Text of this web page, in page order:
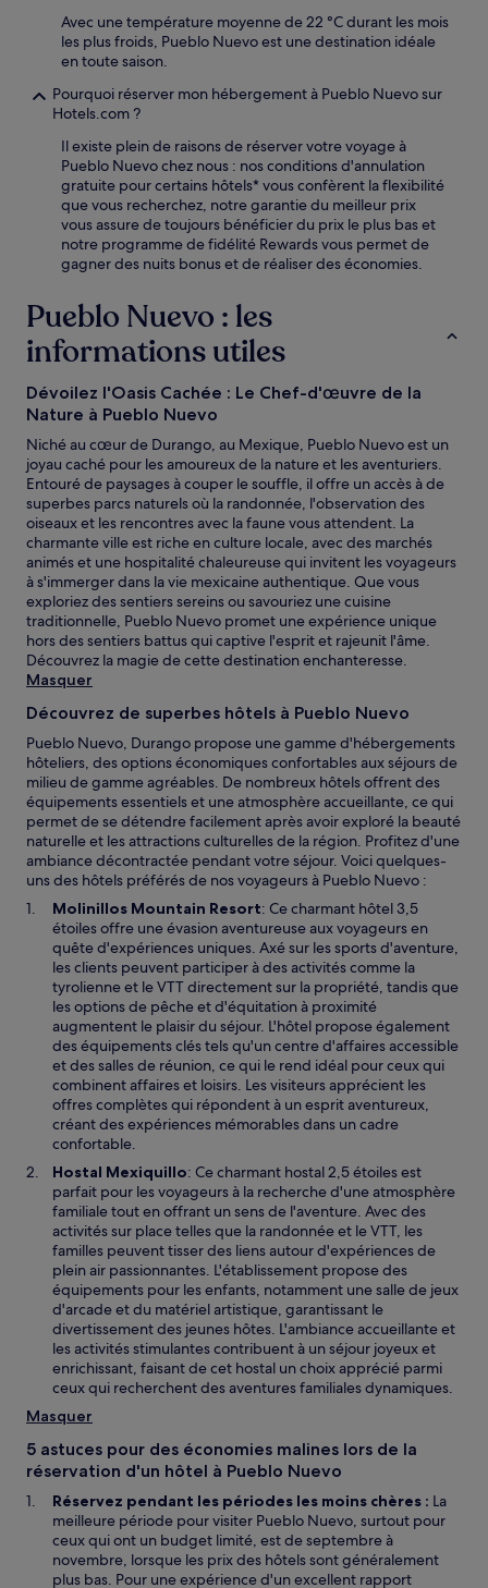
Avec une température moyenne de 22 °C durant les mois
les plus froids, Pueblo Nuevo est une destination idéale
en toute saison.
Pourquoi réserver mon hébergement à Pueblo Nuevo sur
Hotels.com ?
Il existe plein de raisons de réserver votre voyage à
Pueblo Nuevo chez nous : nos conditions d'annulation
gratuite pour certains hôtels* vous confèrent la flexibilité
que vous recherchez, notre garantie du meilleur prix
vous assure de toujours bénéficier du prix le plus bas et
notre programme de fidélité Rewards vous permet de
gagner des nuits bonus et de réaliser des économies.
Pueblo Nuevo : les
informations utiles
Dévoilez l'Oasis Cachée : Le Chef-d'œuvre de la
Nature à Pueblo Nuevo
Niché au cœur de Durango, au Mexique, Pueblo Nuevo est un
joyau caché pour les amoureux de la nature et les aventuriers.
Entouré de paysages à couper le souffle, il offre un accès à de
superbes parcs naturels où la randonnée, l'observation des
oiseaux et les rencontres avec la faune vous attendent. La
charmante ville est riche en culture locale, avec des marchés
animés et une hospitalité chaleureuse qui invitent les voyageurs
à s'immerger dans la vie mexicaine authentique. Que vous
exploriez des sentiers sereins ou savouriez une cuisine
traditionnelle, Pueblo Nuevo promet une expérience unique
hors des sentiers battus qui captive l'esprit et rajeunit l'âme.
Découvrez la magie de cette destination enchanteresse.
Masquer
Découvrez de superbes hôtels à Pueblo Nuevo
Pueblo Nuevo, Durango propose une gamme d'hébergements
hôteliers, des options économiques confortables aux séjours de
milieu de gamme agréables. De nombreux hôtels offrent des
équipements essentiels et une atmosphère accueillante, ce qui
permet de se détendre facilement après avoir exploré la beauté
naturelle et les attractions culturelles de la région. Profitez d'une
ambiance décontractée pendant votre séjour. Voici quelques-
uns des hôtels préférés de nos voyageurs à Pueblo Nuevo :
Molinillos Mountain Resort: Ce charmant hôtel 3,5
étoiles offre une évasion aventureuse aux voyageurs en
quête d'expériences uniques. Axé sur les sports d'aventure,
les clients peuvent participer à des activités comme la
tyrolienne et le VTT directement sur la propriété, tandis que
les options de pêche et d'équitation à proximité
augmentent le plaisir du séjour. L'hôtel propose également
des équipements clés tels qu'un centre d'affaires accessible
et des salles de réunion, ce qui le rend idéal pour ceux qui
combinent affaires et loisirs. Les visiteurs apprécient les
offres complètes qui répondent à un esprit aventureux,
créant des expériences mémorables dans un cadre
confortable.
Hostal Mexiquillo: Ce charmant hostal 2,5 étoiles est
parfait pour les voyageurs à la recherche d'une atmosphère
familiale tout en offrant un sens de l'aventure. Avec des
activités sur place telles que la randonnée et le VTT, les
familles peuvent tisser des liens autour d'expériences de
plein air passionnantes. L'établissement propose des
équipements pour les enfants, notamment une salle de jeux
d'arcade et du matériel artistique, garantissant le
divertissement des jeunes hôtes. L'ambiance accueillante et
les activités stimulantes contribuent à un séjour joyeux et
enrichissant, faisant de cet hostal un choix apprécié parmi
ceux qui recherchent des aventures familiales dynamiques.
Masquer
5 astuces pour des économies malines lors de la
réservation d'un hôtel à Pueblo Nuevo
Réservez pendant les périodes les moins chères : La
meilleure période pour visiter Pueblo Nuevo, surtout pour
ceux qui ont un budget limité, est de septembre à
novembre, lorsque les prix des hôtels sont généralement
plus bas. Pour une expérience d'un excellent rapport